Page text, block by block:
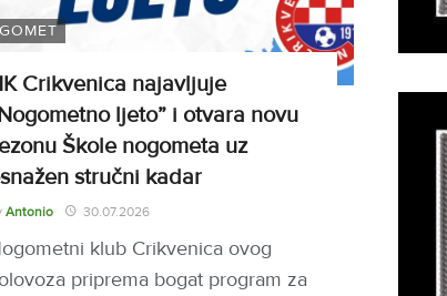
Crikvenica najavljuje
ljeto” i otvara novu
Škole nogometa uz
stručni kadar
Antonio 30.07.2026
klub Crikvenica ovog
priprema bogat program za